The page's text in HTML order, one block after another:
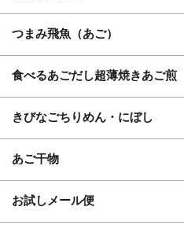
つまみ飛魚（あご）
食べるあごだし超薄焼きあご煎
きびなごちりめん・にぼし
あご干物
お試しメール便